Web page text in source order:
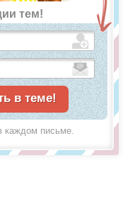
тем!
каждом письме.